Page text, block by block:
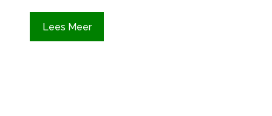
Lees Meer